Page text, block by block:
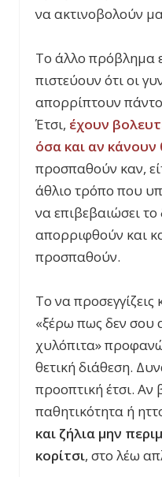
να ακτινοβολούν
Το άλλο πρόβλημα
πιστεύουν ότι οι
απορρίπτουν
Έτσι, έχουν
όσα και αν κάνουν
προσπαθούν καν,
άθλιο τρόπο που
να επιβεβαιώσει
απορριφθούν και
προσπαθούν.
Το να προσεγγίζεις
«ξέρω πως δεν
χυλόπιτα»
θετική διάθεση.
προοπτική έτσι. Αν
παθητικότητα ή
και ζήλια μην
κορίτσι, στο λέω